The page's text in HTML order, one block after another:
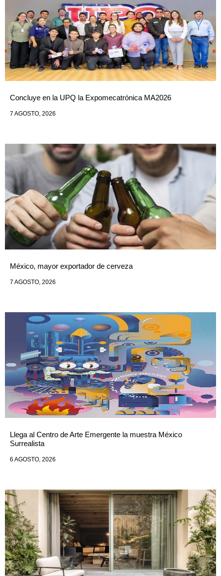
Concluye en la UPQ la Expomecatrónica MA2026
7 AGOSTO, 2026
México, mayor exportador de cerveza
7 AGOSTO, 2026
Llega al Centro de Arte Emergente la muestra México
Surrealista
6 AGOSTO, 2026